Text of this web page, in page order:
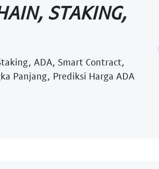
STAKING,
ADA, Smart Contract,
Panjang, Prediksi Harga ADA